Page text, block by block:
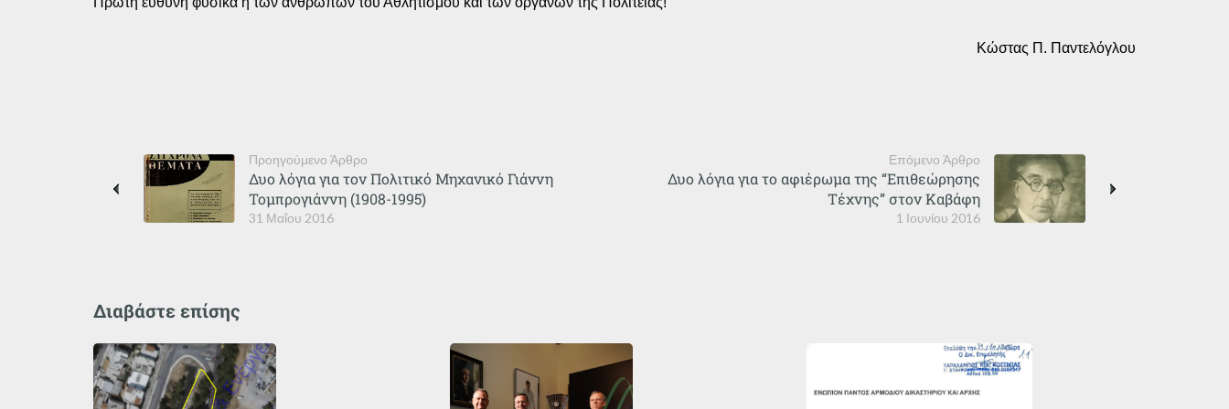
Κώστας Π. Παντελόγλου
Προηγούμενο Άρθρο
31 Μαΐου 2016
Δυο λόγια για τον Πολιτικό Μηχανικό Γιάννη
Τομπρογιάννη (1908-1995)
Επόμενο Άρθρο
1 Ιουνίου 2016
Δυο λόγια για το αφιέρωμα της “Επιθεώρησης
Τέχνης” στον Καβάφη
Διαβάστε επίσης